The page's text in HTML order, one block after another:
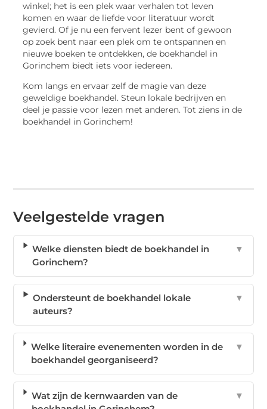
winkel; het is een plek waar verhalen tot leven
komen en waar de liefde voor literatuur wordt
gevierd. Of je nu een fervent lezer bent of gewoon
op zoek bent naar een plek om te ontspannen en
nieuwe boeken te ontdekken, de boekhandel in
Gorinchem biedt iets voor iedereen.
Kom langs en ervaar zelf de magie van deze
geweldige boekhandel. Steun lokale bedrijven en
deel je passie voor lezen met anderen. Tot ziens in de
boekhandel in Gorinchem!
Veelgestelde vragen
Welke diensten biedt de boekhandel in
Gorinchem?
▼
Ondersteunt de boekhandel lokale
auteurs?
▼
Welke literaire evenementen worden in de
boekhandel georganiseerd?
▼
Wat zijn de kernwaarden van de
▼